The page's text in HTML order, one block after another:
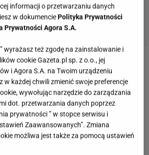
biegacza. Co warto nabyć,
przygodę?
rzadziej wybierane przez
program redukcji
informacji o przetwarzaniu danych
w dokumenciePolityka Prywatności
Prywatności Agora S.A.
wyrażasz też zgodę na zainstalowanie i
cookie Gazeta.pl sp. z o.o., jej
i Agora S.A. na Twoim urządzeniu
w każdej chwili zmienić swoje preferencje
wywołując narzędzie do zarządzania
dot. przetwarzania danych poprzez
prywatności ” w stopce serwisu i
Zaawansowanych”. Zmiana
możliwa jest także za pomocą ustawień